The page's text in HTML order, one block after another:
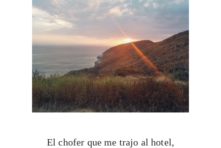
El chofer que me trajo al hotel,
artículo como un diario, y tal vez